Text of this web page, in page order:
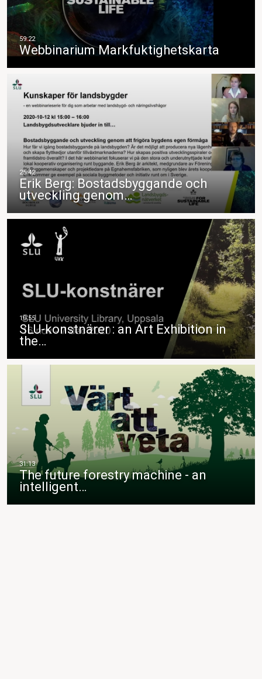
Webbinarium Markfuktighetskarta
Erik Berg: Bostadsbyggande och
utveckling genom…
SLU-konstnärer : an Art Exhibition in
the…
The future forestry machine - an
intelligent…